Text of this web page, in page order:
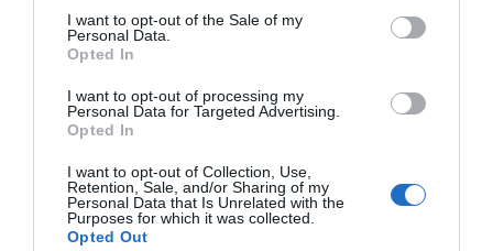
consent section.
I want to opt-out of the Sale of my
Personal Data.
Opted In
I want to opt-out of processing my
Personal Data for Targeted Advertising.
Opted In
I want to opt-out of Collection, Use,
Retention, Sale, and/or Sharing of my
Personal Data that Is Unrelated with the
Purposes for which it was collected.
Opted Out
Αναστάτωση σε παραλία της
Εύβοιας: Άνδρας αισθάνθηκε
αδιαθεσία, μεταφέρθηκε στο
09.08.2026 | 21:40
εγκληματικότητα από τον
Βαγγέλη Χαινά στους
Ανδρονιάνους Ευβοίας
09.08.2026 | 21:20
νερού στους Ωρεούς
Ευβοίας
υγεία στη Βόρεια
Εύβοια